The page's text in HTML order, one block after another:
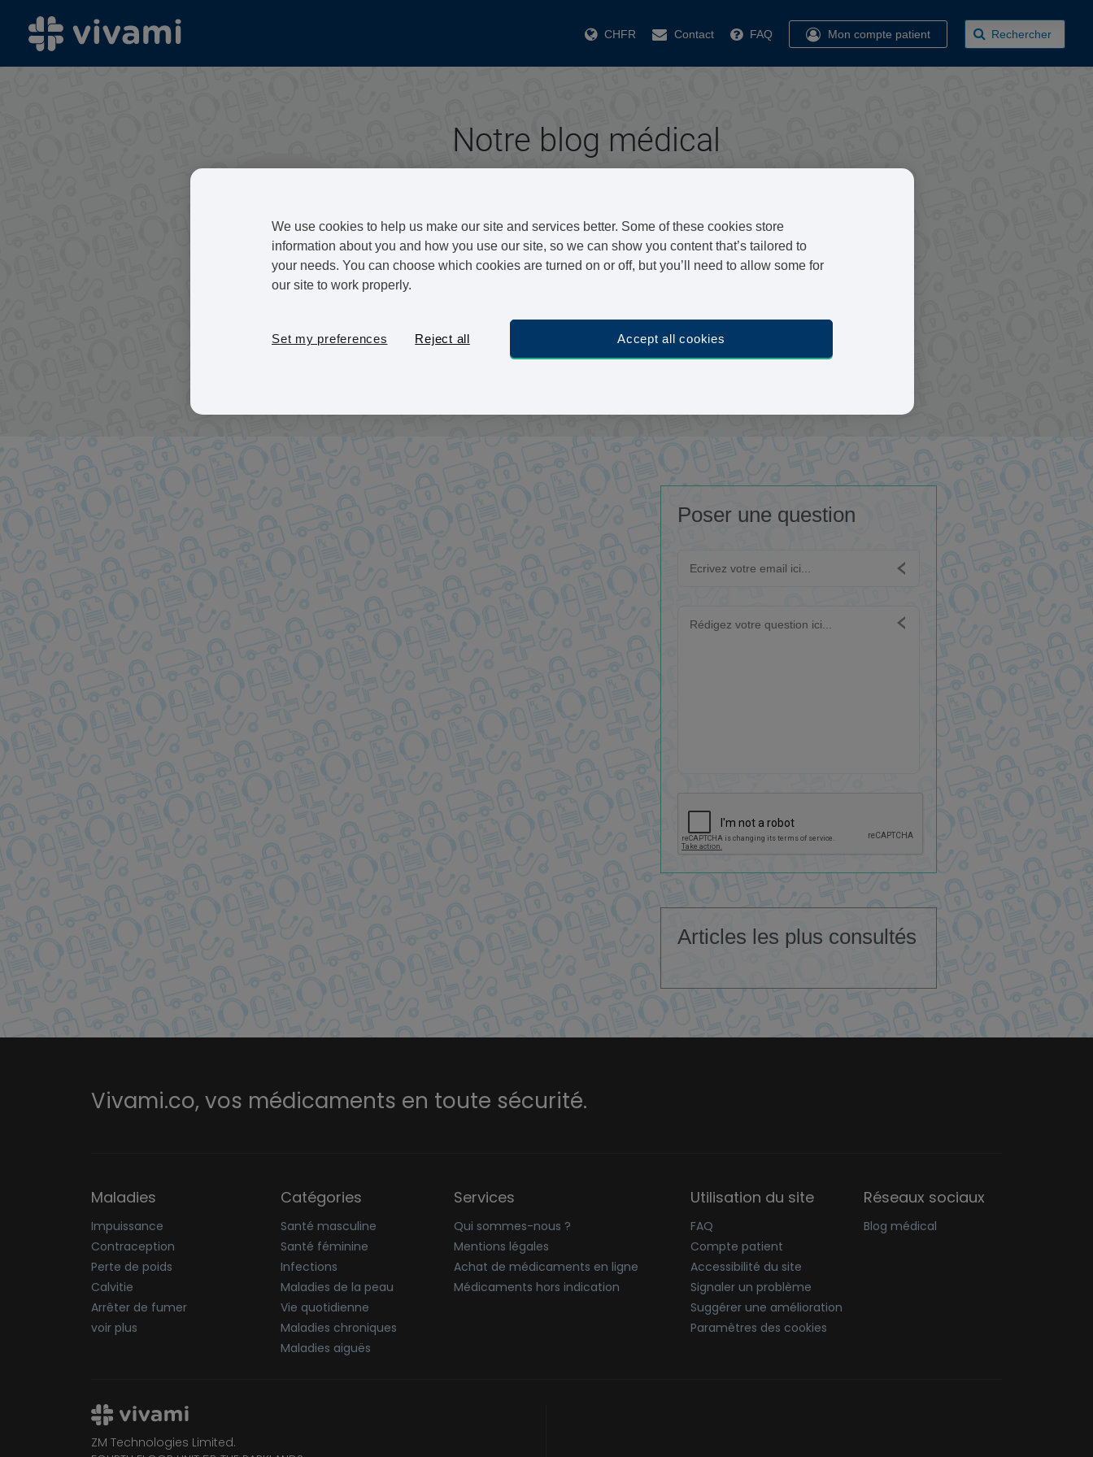
CHFR Contact FAQ Mon compte patient Rechercher
Notre blog médical
vous fournir chaques semaine des articles relatifs aux questions de santé.
En tant que médecins généralistes, notre activité touche à de multiples
patients un service novateur, sûr et sécurisé, de consultation médicale et de
Poser une question
Articles les plus consultés
Vivami.co,vos médicaments en toute sécurité.
Maladies
Impuissance
Contraception
Perte de poids
Calvitie
Arrêter de fumer
voir plus
Catégories
Santé masculine
Santé féminine
Infections
Maladies de la peau
Vie quotidienne
Maladies chroniques
Maladies aiguës
Services
Qui sommes-nous ?
Mentions légales
Achat de médicaments en ligne
Médicaments hors indication
Utilisation du site
FAQ
Compte patient
Accessibilité du site
Signaler un problème
Suggérer une amélioration
Paramètres des cookies
Réseaux sociaux
Blog médical
ZM Technologies Limited.
We use cookies to help us make our site and services better. Some of these cookies store
information about you and how you use our site, so we can show you content that’s tailored to
your needs. You can choose which cookies are turned on or off, but you’ll need to allow some for
our site to work properly.
Set my preferences Reject all Accept all cookies